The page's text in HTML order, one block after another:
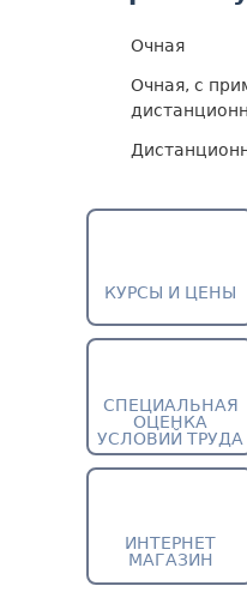
Очная
Очная, с
КУРСЫ И ЦЕНЫ
СПЕЦИАЛЬНАЯ
ОЦЕНКА
УСЛОВИЙ ТРУДА
ИНТЕРНЕТ
МАГАЗИН